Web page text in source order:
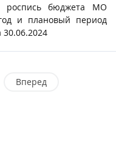
роспись бюджета МО
и плановый период
30.06.2024
Вперед